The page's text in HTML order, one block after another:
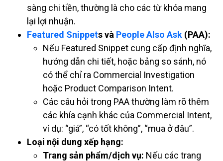
sàng chi tiền, thường là cho các từ khóa mang
lại lợi nhuận.
Featured Snippets và People Also Ask (PAA):
Nếu Featured Snippet cung cấp định nghĩa,
hướng dẫn chi tiết, hoặc bảng so sánh, nó
có thể chỉ ra Commercial Investigation
hoặc Product Comparison Intent.
Các câu hỏi trong PAA thường làm rõ thêm
các khía cạnh khác của Commercial Intent,
ví dụ: “giá”, “có tốt không”, “mua ở đâu”.
Loại nội dung xếp hạng:
Trang sản phẩm/dịch vụ: Nếu các trang